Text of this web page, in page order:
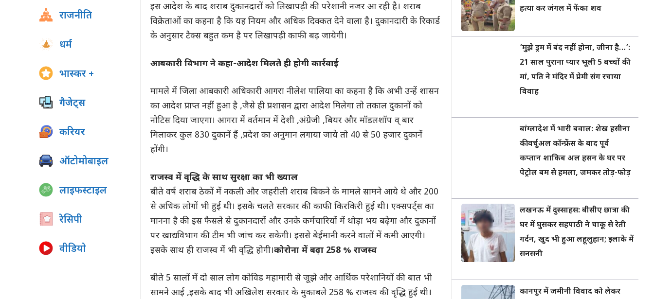
इस आदेश के बाद शराब दुकानदारों को लिखापढ़ी की परेशानी नजर आ रही है। शराब
विक्रेताओं का कहना है कि यह नियम और अधिक दिक्कत देने वाला है। दुकानदारी के रिकार्ड
के अनुसार टैक्स बहुत कम है पर लिखापढ़ी काफी बढ़ जायेगी।
आबकारी विभाग ने कहा-आदेश मिलते ही होगी कार्रवाई
मामले में जिला आबकारी अधिकारी आगरा नीलेश पालिया का कहना है कि अभी उन्हें शासन
का आदेश प्राप्त नहीं हुआ है ,जैसे ही प्रशासन द्वारा आदेश मिलेगा तो तकाल दुकानों को
नोटिस दिया जाएगा। आगरा में वर्तमान में देशी ,अंग्रेजी ,बियर और मॉडलशॉप व् बार
मिलाकर कुल 830 दुकानें हैं ,प्रदेश का अनुमान लगाया जाये तो 40 से 50 हजार दुकानें
होंगी।
राजस्व में वृद्धि के साथ सुरक्षा का भी ख्याल
बीते वर्ष शराब ठेकों में नकली और जहरीली शराब बिकने के मामले सामने आये थे और 200
से अधिक लोगों भी हुई थी। इसके चलते सरकार की काफी किरकिरी हुई थी। एक्सपर्ट्स का
मानना है की इस फैसले से दुकानदारों और उनके कर्मचारियों में थोड़ा भय बढ़ेगा और दुकानों
पर खाद्यविभाग की टीम भी जांच कर सकेगी। इससे बेईमानी करने वालों में कमी आएगी।
इसके साथ ही राजस्व में भी वृद्धि होगी।कोरोना में बढ़ा 258 % राजस्व
बीते 5 सालों में दो साल लोग कोविड महामारी से जूझे और आर्थिक परेशानियों की बात भी
सामने आई ,इसके बाद भी अखिलेश सरकार के मुकाबले 258 % राजस्व की वृद्धि हुई थी।
राजनीति
धर्म
भास्कर +
गैजेट्स
करियर
ऑटोमोबाइल
लाइफस्टाइल
रेसिपी
वीडियो
हत्या कर जंगल में फेंका शव
‘मुझे ड्रम में बंद नहीं होना, जीना है…’:
21 साल पुराना प्यार भूली 5 बच्चों की
मां, पति ने मंदिर में प्रेमी संग रचाया
विवाह
बांग्लादेश में भारी बवाल: शेख हसीना
की वर्चुअल कॉन्फ्रेंस के बाद पूर्व
कप्तान शाकिब अल हसन के घर पर
पेट्रोल बम से हमला, जमकर तोड़-फोड़
लखनऊ में दुस्साहस: बीसीए छात्रा की
घर में घुसकर सहपाठी ने चाकू से रेती
गर्दन, खुद भी हुआ लहूलुहान; इलाके में
सनसनी
कानपुर में जमीनी विवाद को लेकर